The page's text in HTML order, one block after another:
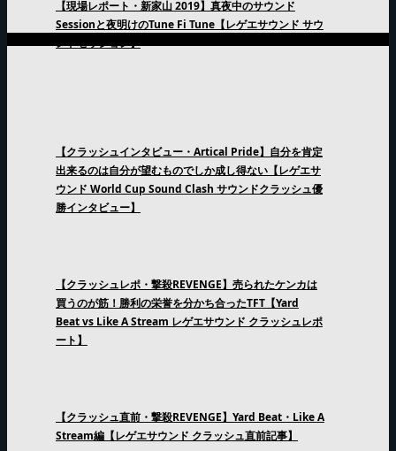
【現場レポート・新家山 2019】真夜中のサウンド
Sessionと夜明けのTune Fi Tune【レゲエサウンド サウ
ンドセッション】
【クラッシュインタビュー・Artical Pride】自分を肯定
出来るのは自分が望むものでしか成し得ない【レゲエサ
ウンド World Cup Sound Clash サウンドクラッシュ優
勝インタビュー】
【クラッシュレポ・撃殺REVENGE】売られたケンカは
買うのが筋！勝利の栄誉を分かち合ったTFT【Yard
Beat vs Like A Stream レゲエサウンド クラッシュレポ
ート】
【クラッシュ直前・撃殺REVENGE】Yard Beat・Like A
Stream編【レゲエサウンド クラッシュ直前記事】